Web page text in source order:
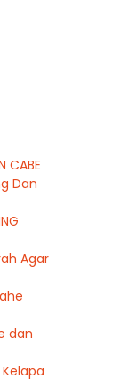
CABE
Dan
Agar
dan